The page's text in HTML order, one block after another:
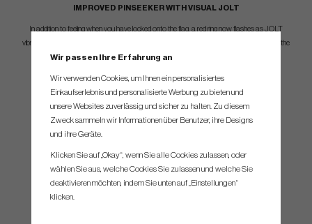
IMPROVED PINSEEKERWITH VISUAL JOLT
In addition to feeling when you have locked onto the flag, a red ring now flashes as JOLT
vibrates to give you even greater feedback and confidence to know you have locked onto the
flag.
Wir passen Ihre Erfahrung an
Wir verwenden Cookies, um Ihnen ein personalisiertes
Einkaufserlebnis und personalisierte Werbung zu bieten und
unsere Websites zuverlässig und sicher zu halten. Zu diesem
Zweck sammeln wir Informationen über Benutzer, ihre Designs
und ihre Geräte.
Klicken Sie auf „Okay“, wenn Sie alle Cookies zulassen, oder
wählen Sie aus, welche Cookies Sie zulassen und welche Sie
deaktivieren möchten, indem Sie unten auf „Einstellungen“
klicken.